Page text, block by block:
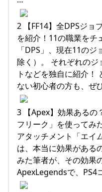
2 【FF14】全DPSジョ
を紹介！11の職業をチ
「DPS」、現在11の
除く）。 それぞれの
トなどを独自に紹介！
ない初心者の方も、ぜ
3 【Apex】効果あるの
フリーク」を使ってみ
アタッチメント「エイ
は、本当に効果がある
みた筆者が、その効果
ApexLegendsで、PS4